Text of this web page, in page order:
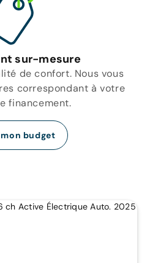
sur-mesure
de confort. Nous vous
correspondant à votre
financement.
budget